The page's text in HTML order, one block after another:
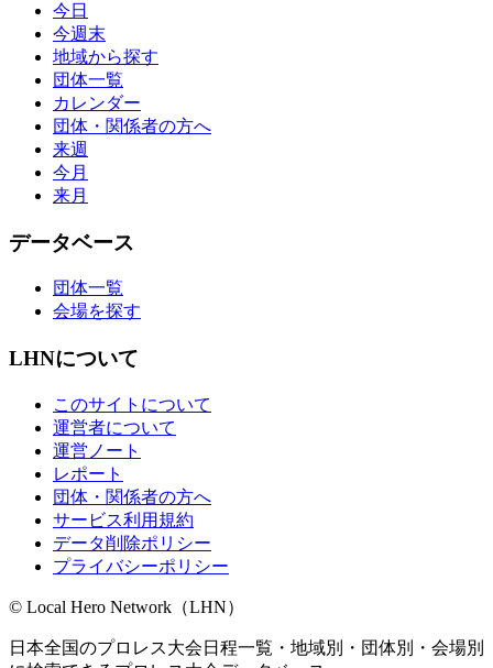
今日
今週末
地域から探す
団体一覧
カレンダー
団体・関係者の方へ
来週
今月
来月
データベース
団体一覧
会場を探す
LHNについて
このサイトについて
運営者について
運営ノート
レポート
団体・関係者の方へ
サービス利用規約
データ削除ポリシー
プライバシーポリシー
© Local Hero Network（LHN）
日本全国のプロレス大会日程一覧・地域別・団体別・会場別